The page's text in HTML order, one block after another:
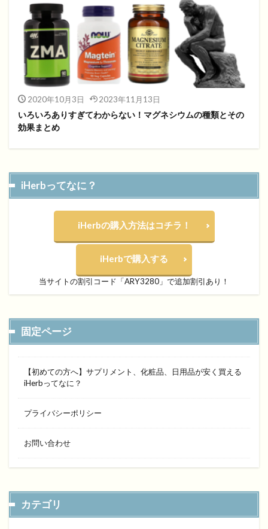
2020年10月3日 2023年11月13日
いろいろありすぎてわからない！マグネシウムの種類とその
効果まとめ
iHerbってなに？
iHerbの購入方法はコチラ！
iHerbで購入する
当サイトの割引コード「ARY3280」で追加割引あり！
固定ページ
【初めての方へ】サプリメント、化粧品、日用品が安く買える
iHerbってなに？
プライバシーポリシー
お問い合わせ
カテゴリ